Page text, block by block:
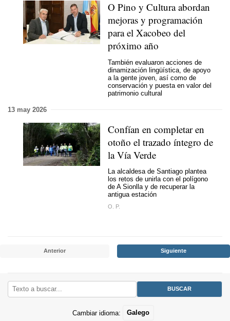
O Pino y Cultura abordan
mejoras y programación
para el Xacobeo del
próximo año
También evaluaron acciones de
dinamización lingüística, de apoyo
a la gente joven, así como de
conservación y puesta en valor del
patrimonio cultural
13 may 2026
Confían en completar en
otoño el trazado íntegro de
la Vía Verde
La alcaldesa de Santiago plantea
los retos de unirla con el polígono
de A Sionlla y de recuperar la
antigua estación
O. P.
Anterior Siguiente
Cambiar idioma: Galego